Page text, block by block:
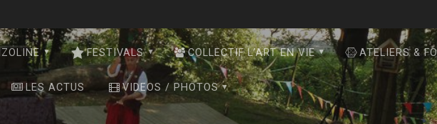
FESTIVALS COLLECTIF L’ART EN VIE ATELIERS &
LES ACTUS VIDEOS / PHOTOS